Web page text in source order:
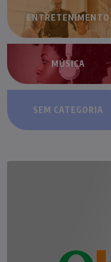
ENTRETENIMENTO
MÚSICA
SEM CATEGORIA